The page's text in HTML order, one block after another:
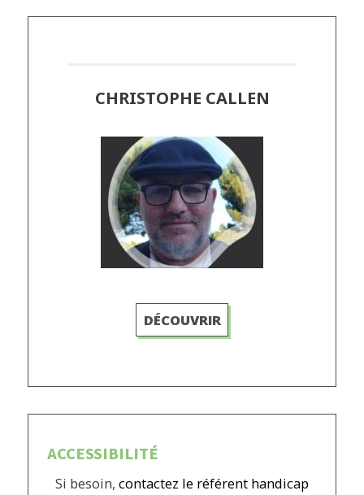
CHRISTOPHE CALLEN
DÉCOUVRIR
ACCESSIBILITÉ
Si besoin, contactez le référent handicap